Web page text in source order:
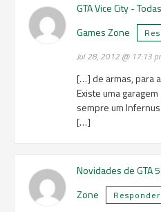
GTA Vice City -
Games Zone
Jul 28, 2012 @ 17:13
[…] de armas, para
Existe uma
sempre um
[…]
Novidades de GTA
Zone
Responder